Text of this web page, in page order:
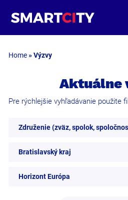
Home»Výzvy
Aktuálne
Pre rýchlejšie vyhľadávanie použite
Združenie (zväz, spolok,
Bratislavský kraj
Horizont Európa